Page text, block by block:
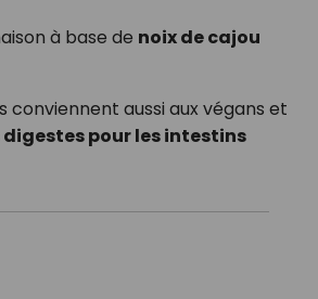
à base de noix de cajou
conviennent aussi aux végans et
digestes pour les intestins